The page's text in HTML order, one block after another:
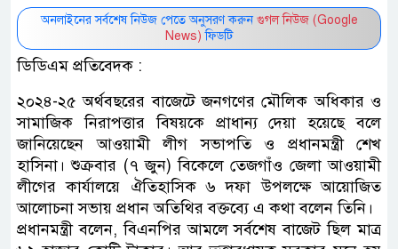
অনলাইনের সর্বশেষ নিউজ পেতে অনুসরণ করুন গুগল নিউজ (Google
News) ফিডটি
ডিডিএম প্রতিবেদক :
২০২৪-২৫ অর্থবছরের বাজেটে জনগণের মৌলিক অধিকার ও
সামাজিক নিরাপত্তার বিষয়কে প্রাধান্য দেয়া হয়েছে বলে
জানিয়েছেন আওয়ামী লীগ সভাপতি ও প্রধানমন্ত্রী শেখ
হাসিনা। শুক্রবার (৭ জুন) বিকেলে তেজগাঁও জেলা আওয়ামী
লীগের কার্যালয়ে ঐতিহাসিক ৬ দফা উপলক্ষে আয়োজিত
আলোচনা সভায় প্রধান অতিথির বক্তব্যে এ কথা বলেন তিনি।
প্রধানমন্ত্রী বলেন, বিএনপির আমলে সর্বশেষ বাজেট ছিল মাত্র